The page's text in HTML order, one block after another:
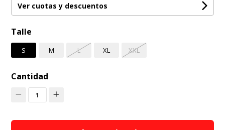
Ver cuotas y descuentos
Talle
S M L XL XXL
Cantidad
1